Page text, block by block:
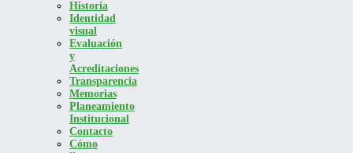
Historia
Identidad
visual
Evaluación
y
Acreditaciones
Transparencia
Memorias
Planeamiento
Institucional
Contacto
Cómo